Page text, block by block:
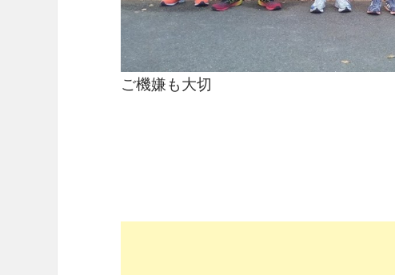
ご機嫌も大切